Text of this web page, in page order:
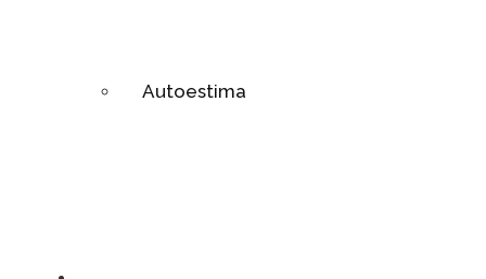
Autoestima